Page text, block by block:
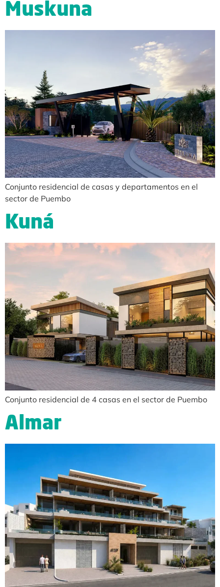
Muskuna
Conjunto residencial de casas y departamentos en el
sector de Puembo
Kuná
Conjunto residencial de 4 casas en el sector de Puembo
Almar